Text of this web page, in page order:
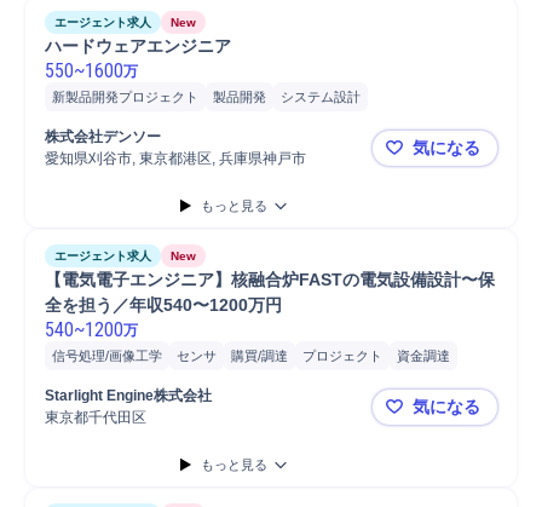
エージェント求人 New
ハードウェアエンジニア
550~1600万
新製品開発プロジェクト 製品開発
システム設計
プロジェクトマネジメント
アナログ回路設計
ハードウェア
株式会社デンソー
愛知県刈谷市, 東京都港区, 兵庫県神戸市
ハードウェ
気になる
もっと見る
エージェント求人 New
【電気電子エンジニア】核融合炉FASTの電気設備設計〜保
全を担う／年収540〜1200万円
540~1200万
信号処理/画像工学 センサ 購買/調達 プロジェクト
資金調達
データ取得
配電設備設計
Starlight Engine株式会社
東京都千代田区
【電気電子
気になる
もっと見る